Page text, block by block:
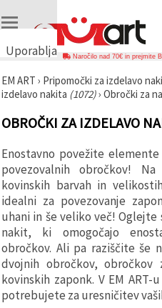
Uporabljamo
🍪
Uporabljamo
podobne
tehnologije,
zagotovimo
pravilno
delovanje
spletnega
mesta,
izboljšamo
vašo
uporabniško
izkušnjo ter
z vašim
soglasjem
analiziramo
promet in
prikazujemo
Naročilo nad 70€ in prejmite
EM ART › Pripomočki za izdelavo
izdelavo nakita (1072)› Obročki za
OBROČKI ZA IZDELAVO
Enostavno povežite
povezovalnih obročkov!
kovinskih barvah in
idealni za povezovanje
uhani in še veliko več!
nakit, ki omogočajo
obročkov. Ali pa raziščite še
dvojnih obročkov,
kovinskih zaponk. V EM
potrebujete za uresničitev